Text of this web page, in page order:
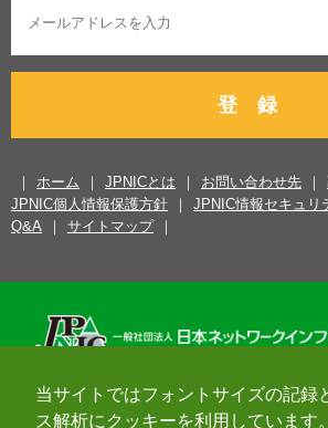
当サイトではフォントサイズの記録
ス解析にクッキーを利用しています。
登 録
ホーム JPNICとは お問い合わせ先
JPNIC個人情報保護方針
JPNIC情報セキュリ
Q&A
サイトマップ
Copyright© 1996-2026 Japan Network
Reserved.